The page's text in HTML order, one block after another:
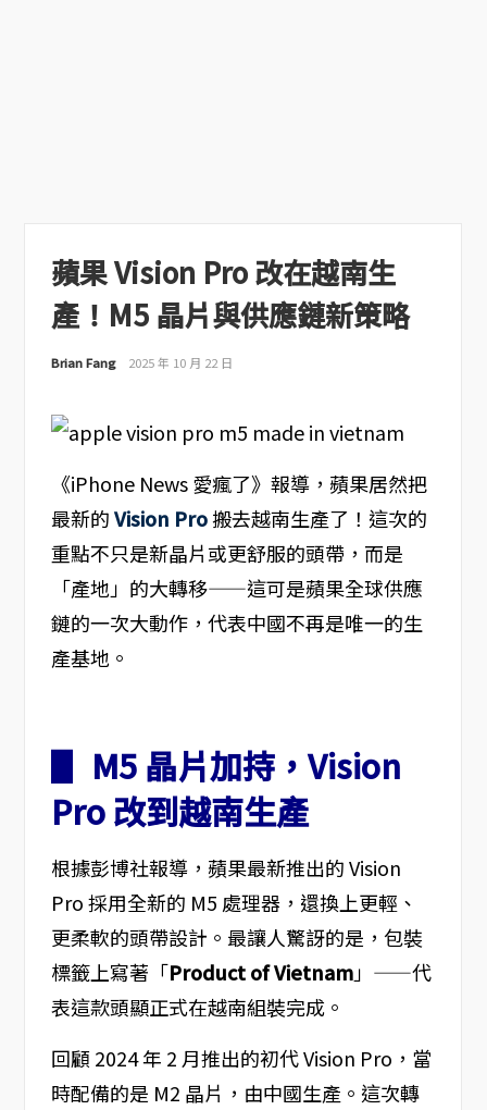
蘋果 Vision Pro 改在越南生
產！M5 晶片與供應鏈新策略
Brian Fang 2025 年 10 月 22 日
《iPhone News 愛瘋了》報導，蘋果居然把
最新的Vision Pro搬去越南生產了！這次的
重點不只是新晶片或更舒服的頭帶，而是
「產地」的大轉移——這可是蘋果全球供應
鏈的一次大動作，代表中國不再是唯一的生
產基地。
▋ M5 晶片加持，Vision
Pro 改到越南生產
根據彭博社報導，蘋果最新推出的 Vision
Pro 採用全新的 M5 處理器，還換上更輕、
更柔軟的頭帶設計。最讓人驚訝的是，包裝
標籤上寫著「Product of Vietnam」——代
表這款頭顯正式在越南組裝完成。
回顧 2024 年 2 月推出的初代 Vision Pro，當
時配備的是 M2 晶片，由中國生產。這次轉